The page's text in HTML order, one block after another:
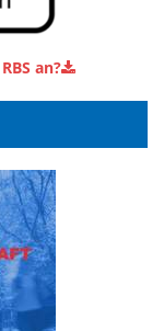
an?